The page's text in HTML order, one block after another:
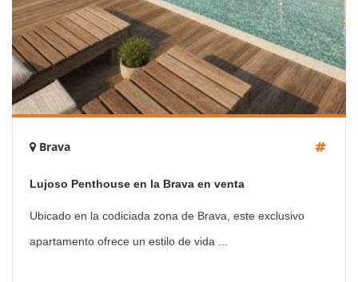
Brava
Lujoso Penthouse en la Brava en venta
Ubicado en la codiciada zona de Brava, este exclusivo
apartamento ofrece un estilo de vida ...